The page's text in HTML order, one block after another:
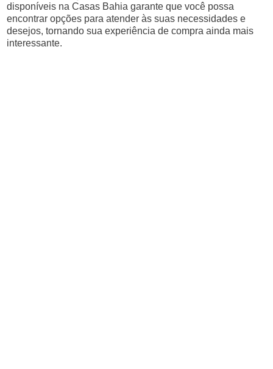
disponíveis na Casas Bahia garante que você possa
encontrar opções para atender às suas necessidades e
desejos, tornando sua experiência de compra ainda mais
interessante.